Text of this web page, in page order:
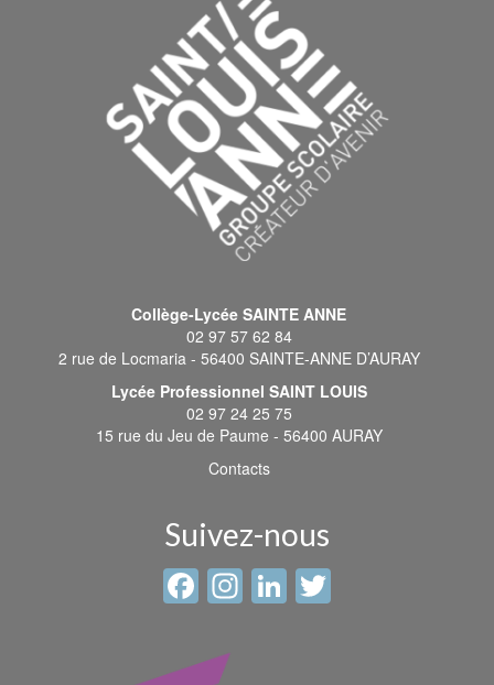
Collège-Lycée SAINTE ANNE
02 97 57 62 84
2 rue de Locmaria - 56400 SAINTE-ANNE D’AURAY
Lycée Professionnel SAINT LOUIS
02 97 24 25 75
15 rue du Jeu de Paume - 56400 AURAY
Contacts
Suivez-nous
Facebook
Instagram
LinkedIn